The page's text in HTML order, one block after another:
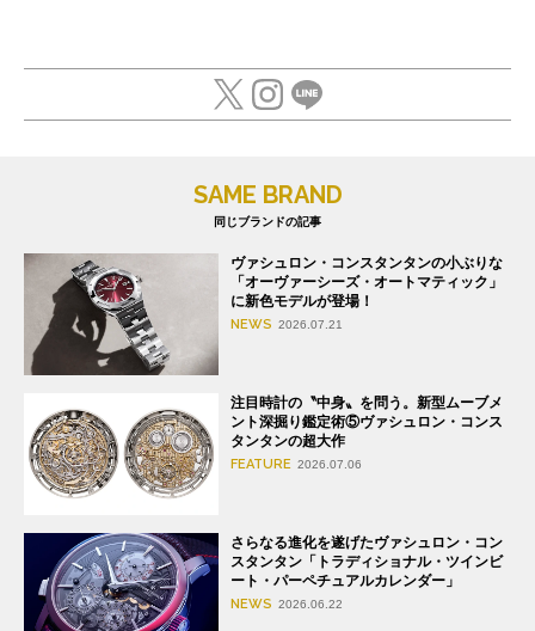
SAME BRAND
同じブランドの記事
ヴァシュロン・コンスタンタンの小ぶりな
「オーヴァーシーズ・オートマティック」
に新色モデルが登場！
NEWS 2026.07.21
注目時計の〝中身〟を問う。新型ムーブメ
ント深掘り鑑定術⑤ヴァシュロン・コンス
タンタンの超大作
FEATURE 2026.07.06
さらなる進化を遂げたヴァシュロン・コン
スタンタン「トラディショナル・ツインビ
ート・パーペチュアルカレンダー」
NEWS 2026.06.22